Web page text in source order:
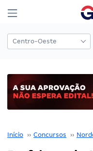
Início ›› Concursos ››